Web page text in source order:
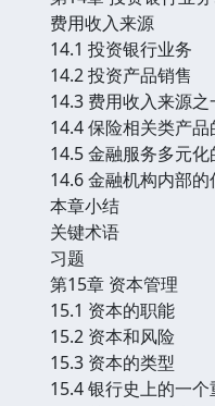
费用收入来源
14.1 投资银行业务
14.2 投资产品销售
14.3 费用收入来源
14.4 保险相关类产品
14.5 金融服务多元化
14.6 金融机构内部的
本章小结
关键术语
习题
第15章 资本管理
15.1 资本的职能
15.2 资本和风险
15.3 资本的类型
15.4 银行史上的一